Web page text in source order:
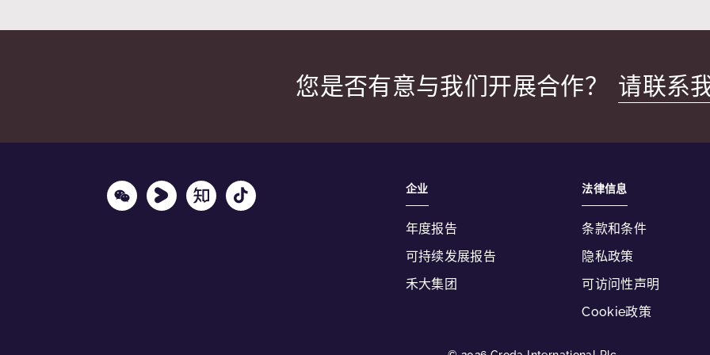
您是否有意与我们开展合作？ 请联系
WechatYoukuZhihu Tiktok
企业
年度报告
可持续发展报告
禾大集团
法律信息
条款和条件
隐私政策
可访问性声明
Cookie政策